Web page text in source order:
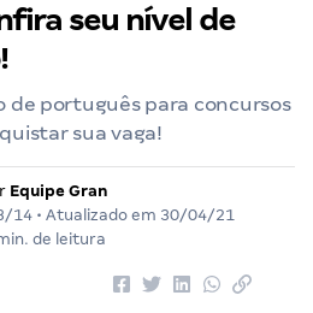
seu nível de
de português para concursos
sua vaga!
Equipe Gran
14 • Atualizado em 30/04/21
de leitura